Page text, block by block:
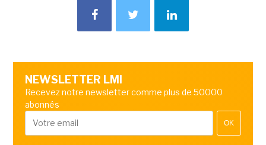
NEWSLETTER LMI
Recevez notre newsletter comme plus de 50000
abonnés
OK